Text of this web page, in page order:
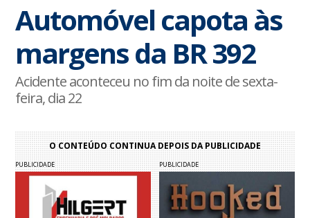
Automóvel capota às
margens da BR 392
Acidente aconteceu no fim da noite de sexta-
feira, dia 22
O CONTEÚDO CONTINUA DEPOIS DA PUBLICIDADE
PUBLICIDADE PUBLICIDADE